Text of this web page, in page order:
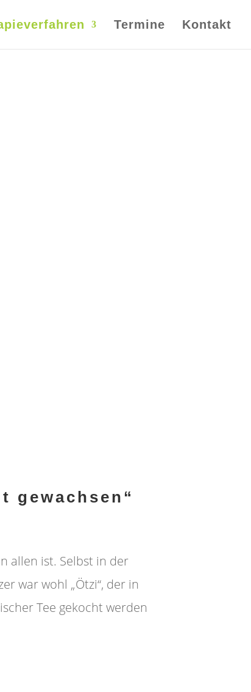
Termine Kontakt
gewachsen“
allen ist. Selbst in der
war wohl „Ötzi“, der in
Tee gekocht werden